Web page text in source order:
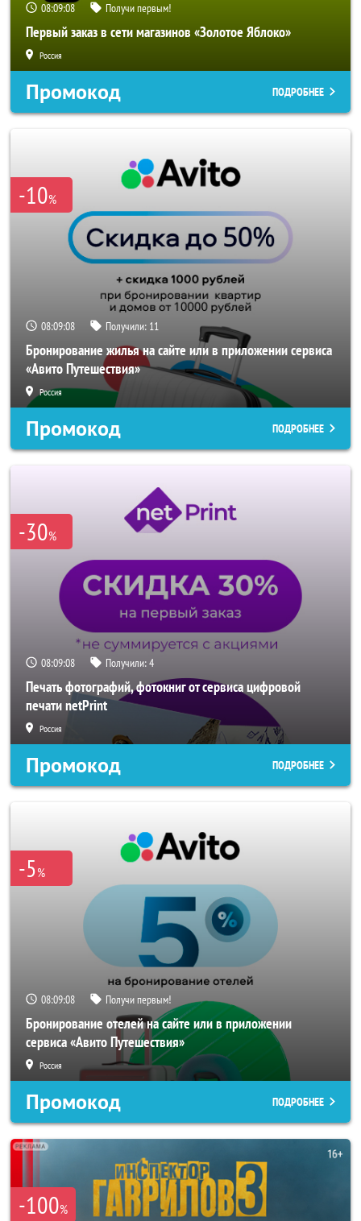
08:09:06 Получи первым!
Первый заказ в сети магазинов «Золотое Яблоко»
Россия
Промокод ПОДРОБНЕЕ
-10%
08:09:06 Получили: 11
Бронирование жилья на сайте или в приложении сервиса
«Авито Путешествия»
Россия
Промокод ПОДРОБНЕЕ
-30%
08:09:06 Получили:4
Печать фотографий, фотокниг от сервиса цифровой
печати netPrint
Россия
Промокод ПОДРОБНЕЕ
-5%
08:09:06 Получи первым!
Бронирование отелей на сайте или в приложении
сервиса «Авито Путешествия»
Россия
Промокод ПОДРОБНЕЕ
-100%